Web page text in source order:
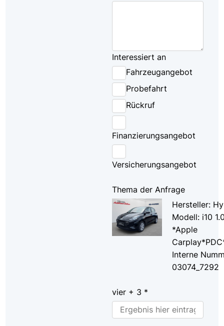
Interessiert an
Fahrzeugangebot
Probefahrt
Rückruf
Finanzierungsangebot
Versicherungsangebot
Thema der Anfrage
Hersteller:
Modell: i10
*Apple
Interne
03074_7292
vier + 3 *